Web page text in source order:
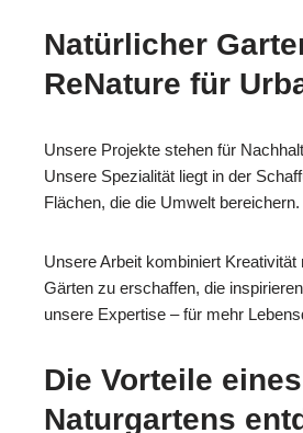
Natürlicher
ReNature für
Unsere Projekte stehen für
Unsere Spezialität liegt in der
Flächen, die die Umwelt bereichern.
Unsere Arbeit kombiniert
Gärten zu erschaffen, die
unsere Expertise – für mehr
Die Vorteile eines
Naturgartens